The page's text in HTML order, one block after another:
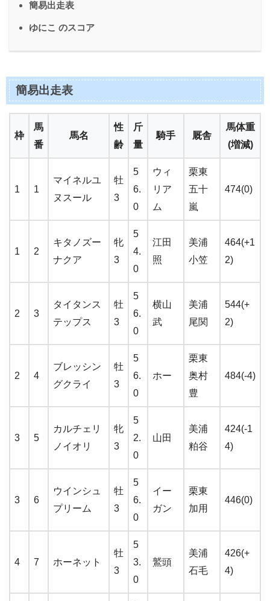
簡易出走表
ゆにこ のスコア
簡易出走表
枠
馬
番
馬名
性
齢
斤
量
騎手 厩舎
馬体重
(増減)
1 1
マイネルユ
ヌスール
牡
3
5
6.
0
ウィ
リア
ム
栗東
五十
嵐
474(0)
1 2
キタノズー
ナクア
牝
3
5
4.
0
江田
照
美浦
小笠
464(+1
2)
2 3
タイタンス
テップス
牡
3
5
6.
0
横山
武
美浦
尾関
544(+
2)
2 4
ブレッシン
グクライ
牡
3
5
6.
0
ホー
栗東
奥村
豊
484(-4)
3 5
カルチェリ
ノイオリ
牝
3
5
2.
0
山田
美浦
粕谷
424(-1
4)
3 6
ウインシュ
プリーム
牡
3
5
6.
0
イー
ガン
栗東
加用
446(0)
4 7 ホーネット
牡
3
5
3.
0
鷲頭
美浦
石毛
426(+
4)